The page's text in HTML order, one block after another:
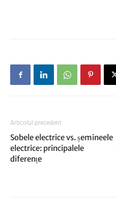
Articolul precedent
Sobele electrice vs. șemineele
electrice: principalele
diferențe